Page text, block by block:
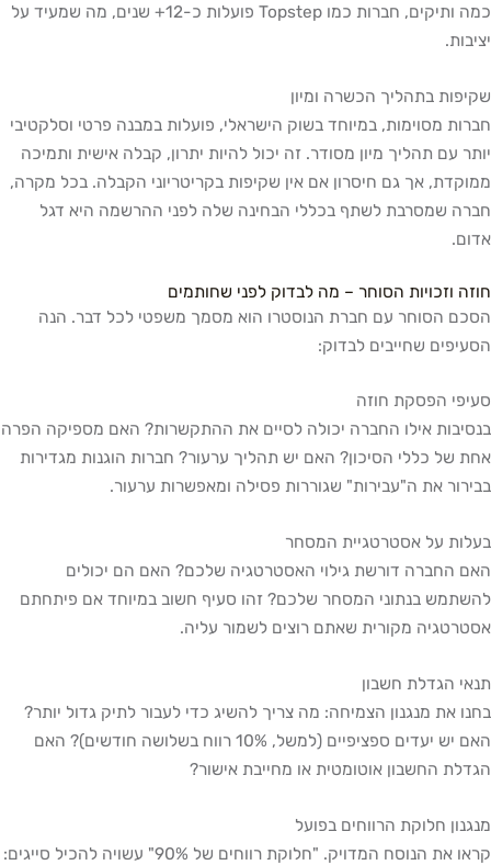
כמה ותיקים, חברות כמו Topstep פועלות כ-12+ שנים, מה שמעיד על
יציבות.
שקיפות בתהליך הכשרה ומיון
חברות מסוימות, במיוחד בשוק הישראלי, פועלות במבנה פרטי וסלקטיבי
יותר עם תהליך מיון מסודר. זה יכול להיות יתרון, קבלה אישית ותמיכה
ממוקדת, אך גם חיסרון אם אין שקיפות בקריטריוני הקבלה. בכל מקרה,
חברה שמסרבת לשתף בכללי הבחינה שלה לפני ההרשמה היא דגל
אדום.
חוזה וזכויות הסוחר – מה לבדוק לפני שחותמים
הסכם הסוחר עם חברת הנוסטרו הוא מסמך משפטי לכל דבר. הנה
הסעיפים שחייבים לבדוק:
סעיפי הפסקת חוזה
בנסיבות אילו החברה יכולה לסיים את ההתקשרות? האם מספיקה הפרה
אחת של כללי הסיכון? האם יש תהליך ערעור? חברות הוגנות מגדירות
בבירור את ה"עבירות" שגוררות פסילה ומאפשרות ערעור.
בעלות על אסטרטגיית המסחר
האם החברה דורשת גילוי האסטרטגיה שלכם? האם הם יכולים
להשתמש בנתוני המסחר שלכם? זהו סעיף חשוב במיוחד אם פיתחתם
אסטרטגיה מקורית שאתם רוצים לשמור עליה.
תנאי הגדלת חשבון
בחנו את מנגנון הצמיחה: מה צריך להשיג כדי לעבור לתיק גדול יותר?
האם יש יעדים ספציפיים (למשל, 10% רווח בשלושה חודשים)? האם
הגדלת החשבון אוטומטית או מחייבת אישור?
מנגנון חלוקת הרווחים בפועל
קראו את הנוסח המדויק. "חלוקת רווחים של 90%" עשויה להכיל סייגים: